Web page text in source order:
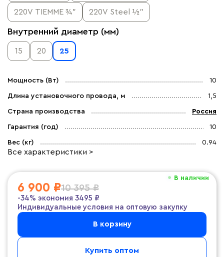
220V TIEMME ¾” 220V Steel ½”
Внутренний диаметр (мм)
15 20 25
Мощность (Вт) 10
Длина установочного провода, м 1,5
Страна производства Россия
Гарантия (год) 10
Вес (кг) 0.94
Все характеристики >
В наличии
6 900 ₽10 395 ₽
-34% экономия 3495 ₽
Индивидуальные условия на оптовую закупку
В корзину
Купить оптом